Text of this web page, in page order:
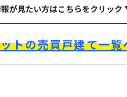
が見たい方はこちらをクリッ
トの売買戸建て一覧